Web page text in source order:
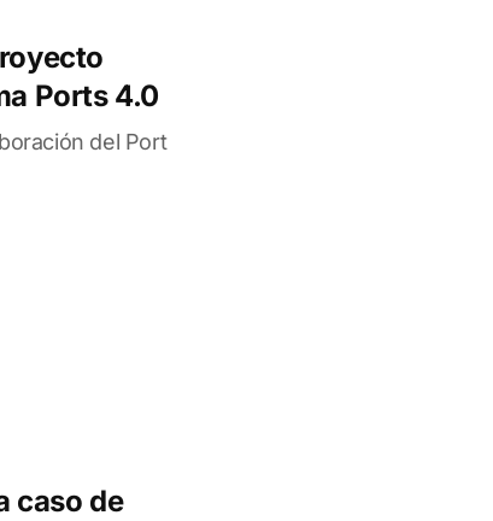
Ports 4.0
del Port
caso de